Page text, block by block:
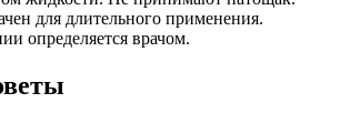
для длительного применения.
определяется врачом.